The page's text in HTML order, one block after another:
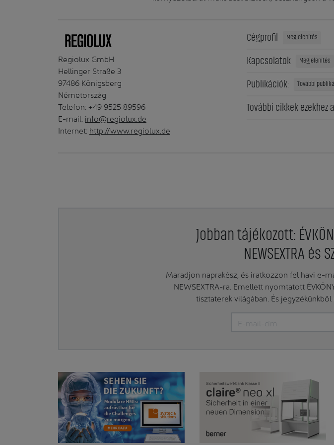
Regiolux GmbH
Hellinger Straße 3
97486 Königsberg
Németország
Telefon: +49 9525 89596
E-mail: info@regiolux.de
Internet: http://www.regiolux.de
Cégprofil Megjelenítés
Kapcsolatok Megjelenítés
Publikációk: További
További cikkek ezekhez
Jobban tájékozott:
NEWSEXTRA és
Maradjon naprakész, és iratkozzon fel havi e-
NEWSEXTRA-ra. Emellett nyomtatott
tisztaterek világában. És